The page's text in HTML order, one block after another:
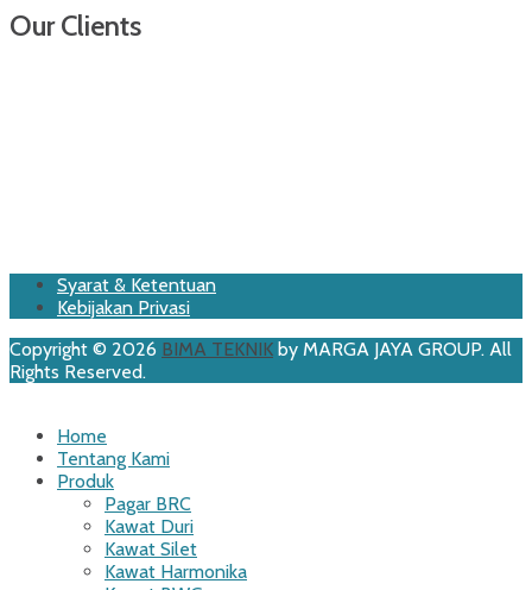
Our Clients
Footer
Menu
Skip
Syarat & Ketentuan
Kebijakan Privasi
Copyright © 2026 BIMA TEKNIK by MARGA JAYA GROUP. All
Rights Reserved.
Home
Tentang Kami
Produk
Pagar BRC
Kawat Duri
Kawat Silet
Kawat Harmonika